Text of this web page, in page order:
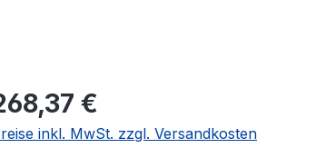
€
inkl. MwSt. zzgl. Versandkosten